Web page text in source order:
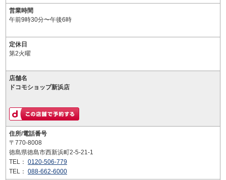
営業時間
午前9時30分〜午後6時
定休日
第2火曜
店舗名
ドコモショップ新浜店
住所/電話番号
〒770-8008
徳島県徳島市西新浜町2-5-21-1
TEL： 0120-506-779
TEL： 088-662-6000